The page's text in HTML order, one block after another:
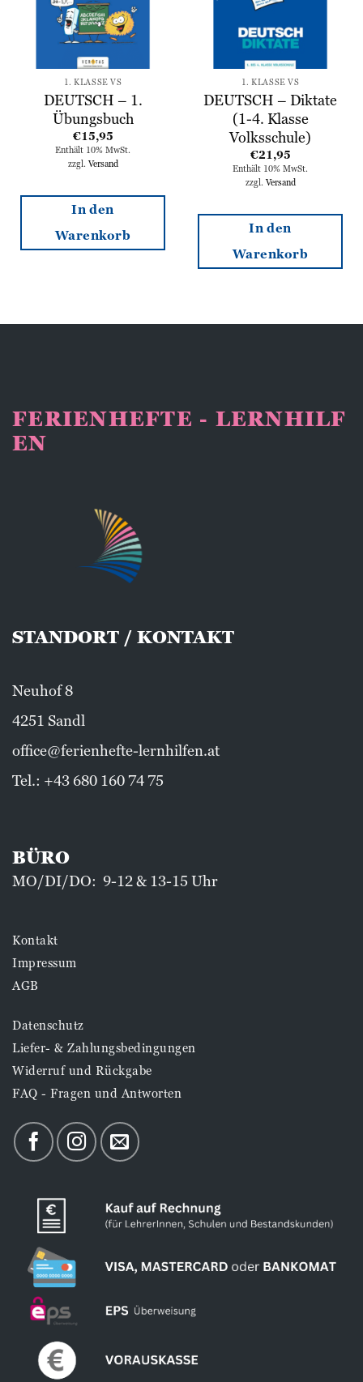
1. KLASSE VS
DEUTSCH – 1.
Übungsbuch
€15,95
Enthält 10% MwSt.
zzgl. Versand
In den
Warenkorb
1. KLASSE VS
DEUTSCH – Diktate
(1-4. Klasse
Volksschule)
€21,95
Enthält 10% MwSt.
zzgl. Versand
In den
Warenkorb
FERIENHEFTE - LERNHILF
EN
STANDORT / KONTAKT
Neuhof 8
4251 Sandl
office@ferienhefte-lernhilfen.at
Tel.: +43 680 160 74 75
BÜRO
MO/DI/DO: 9-12 & 13-15 Uhr
Kontakt
Impressum
AGB
Datenschutz
Liefer- & Zahlungsbedingungen
Widerruf und Rückgabe
FAQ - Fragen und Antworten